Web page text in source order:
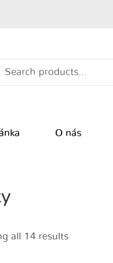
O nás
all 14 results